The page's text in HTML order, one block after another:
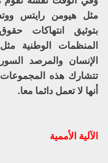
مثل هيومن رايتس
بتوثيق انتهاكات
المنظمات الوطنية
الإنسان والمرصد
تتشارك هذه المجموعات
أنها لا تعمل دائما معا.
الآلية الأممية